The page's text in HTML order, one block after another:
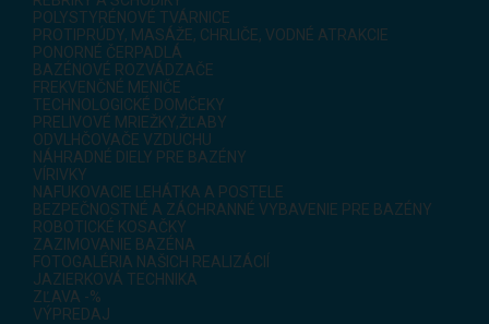
POLYSTYRÉNOVÉ TVÁRNICE
PROTIPRÚDY, MASÁŽE, CHRLIČE, VODNÉ ATRAKCIE
PONORNÉ ČERPADLÁ
BAZÉNOVÉ ROZVÁDZAČE
FREKVENČNÉ MENIČE
TECHNOLOGICKÉ DOMČEKY
PRELIVOVÉ MRIEŽKY,ŽĽABY
ODVLHČOVAČE VZDUCHU
NÁHRADNÉ DIELY PRE BAZÉNY
VÍRIVKY
NAFUKOVACIE LEHÁTKA A POSTELE
BEZPEČNOSTNÉ A ZÁCHRANNÉ VYBAVENIE PRE BAZÉNY
ROBOTICKÉ KOSAČKY
ZAZIMOVANIE BAZÉNA
FOTOGALÉRIA NAŠICH REALIZÁCIÍ
JAZIERKOVÁ TECHNIKA
ZĽAVA -%
VÝPREDAJ